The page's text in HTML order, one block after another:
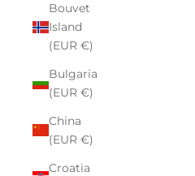
Bouvet
Island
(EUR €)
Bulgaria
(EUR €)
China
(EUR €)
Croatia